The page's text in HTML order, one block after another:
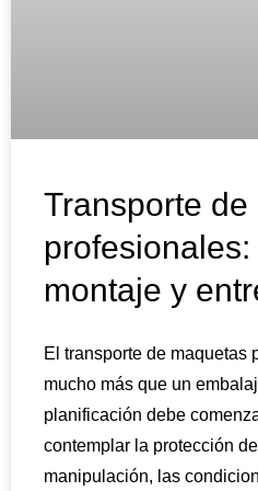
Transporte de
montaje y
El transporte de maquetas
mucho más que un
planificación debe
contemplar la protección
manipulación, las